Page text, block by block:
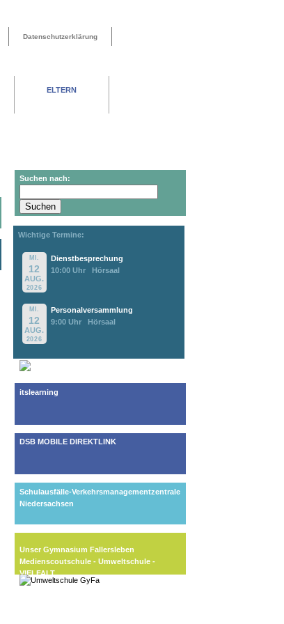
Datenschutzerklärung
ELTERN
Suchen nach:
Wichtige Termine:
MI.
12
AUG.
2026
Dienstbesprechung
10:00 Uhr
Hörsaal
MI.
12
AUG.
2026
Personalversammlung
9:00 Uhr
Hörsaal
itslearning
DSB MOBILE DIREKTLINK
Schulausfälle-Verkehrsmanagementzentrale
Niedersachsen
Unser Gymnasium Fallersleben
Medienscoutschule - Umweltschule -
VIELFALT